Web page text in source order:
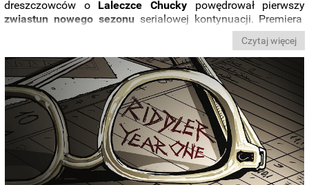
dreszczowców o Laleczce Chucky powędrował pierwszy
zwiastun nowego sezonuserialowej kontynuacji. Premiera
Czytaj więcej